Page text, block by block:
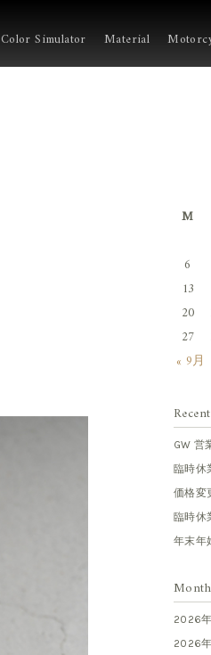
Color Simulator Material
M
« 9月
6
13
20
27
GW 営
臨時休
価格変
臨時休
年末年
2026
2026